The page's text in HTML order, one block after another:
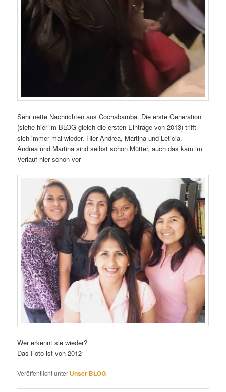
Sehr nette Nachrichten aus Cochabamba. Die erste Generation
(siehe hier im BLOG gleich die ersten Einträge von 2013) trifft
sich immer mal wieder. Hier Andrea, Martina und Leticia.
Andrea und Martina sind selbst schon Mütter, auch das kam im
Verlauf hier schon vor
Wer erkennt sie wieder?
Das Foto ist von 2012
Veröffentlicht unter Unser BLOG